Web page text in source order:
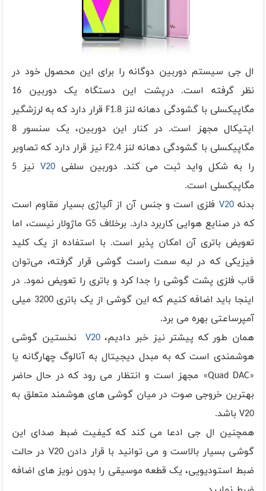
ال جی سیستم دوربین دوگانه را برای این محصول خود در
نظر گرفته است. درپشت این دستگاه یک دوربین 16
مگاپیکسلی با گشودگی دهانه لنز F1.8 قرار دارد که به لرزشگیر
اپتیکال مجهز است. در کنار این دوربین، یک سنسور 8
مگاپیکسلی با گشودگی دهانه لنز F2.4 نیز قرار دارد که تصاویر
را به شکل واید ثبت می کند. دوربین سلفی V20
نیز 5
مگاپیکسلی است.
بدنهV20 فلزی است و جنس آن از آلیاژی بسیار مقاوم است
که در صنایع هوایی کاربرد دارد. برخلاف G5 ماژولار نیست، اما
تعویض باتری آن امکان پذیر است. با استفاده از یک کلید
فیزیکی که در لبه‌ سمت راست گوشی قرار گرفته، می‌توان
قاب فلزی پشت گوشی را جدا کرد و باتری را تعویض نمود. در
اینجا باید اضافه کنیم که این گوشی از یک باتری 3200 میلی
آمپرساعتی بهره می برد.
همان طور که پیشتر نیز خبر دادیم،V20 نخستین گوشی
هوشمندی است که به مبدل دیجیتال به آنالوگ چهارگانه یا
«Quad DAC» مجهز است و انتظار می رود که در حال حاضر
بهترین خروجی صوت در میان گوشی های هوشمند متعلق به
V20 باشد.
همچنین ال جی ادعا می کند که کیفیت ضبط صدای این
گوشی بسیار بالاست و می توانید با قرار دادن V20 در حالت
ضبط استودیویی، یک قطعه موسیقی را بدون نویز های اضافه